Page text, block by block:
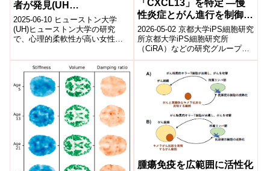
者が発見(UH
Researchers Find That
Females with Flexible
Personalities have Fewer
2025-06-10 ヒューストン大学
(UH)ヒューストン大学の研究
で、心理的柔軟性が高い女性大
とが明らかになった。全米の女
性大学生...
「CXCL13」を特定 ―慢
性炎症とがん進行を制御す
る新メカニズムを解明―
2026-05-02 京都大学iPS細胞研究
所京都大学iPS細胞研究所
（CiRA）などの研究グループ
は、膵臓がストレスや加齢を受
「C...
腫瘍免疫を広範囲に活性化